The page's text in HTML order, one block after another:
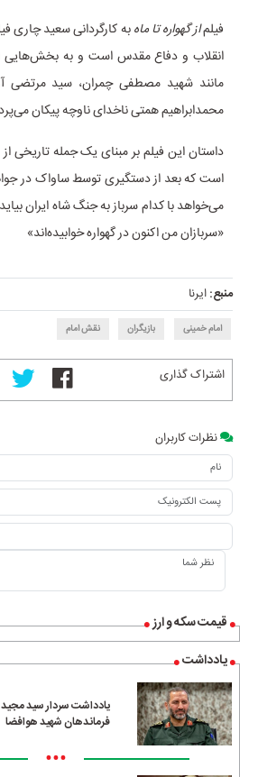
قیمت سکه و ارز
یادداشت
یادداشت سردار سید
فرماندهان شهید هوافضا
•••
فیلماز گهواره تا ماهبه کارگردانی سعید چاری
انقلاب و دفاع مقدس است و به بخش‌هایی
مانند شهید مصطفی چمران، سید مرتضی
محمدابراهیم همتی ناخدای ناوچه پیکان
داستان این فیلم بر مبنای یک جمله تاریخی
است که بعد از دستگیری توسط ساواک در
می‌خواهد با کدام سرباز به جنگ شاه ایران
«سربازان من اکنون در گهواره خوابیده‌اند»
منبع:ایرنا
امام خمینی بازیگران نقش امام
اشتراک گذاری
نظرات کاربران